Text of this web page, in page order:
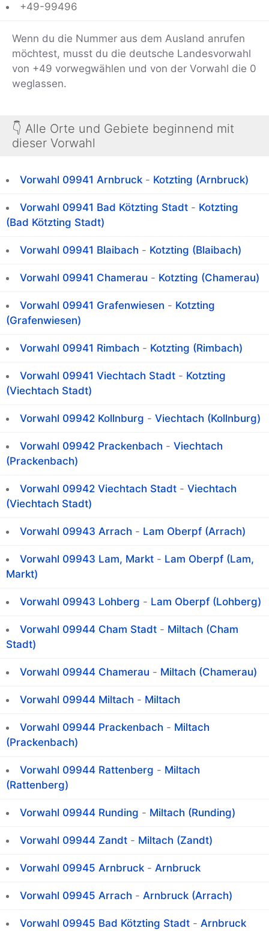
+49-99496
Wenn du die Nummer aus dem Ausland anrufen
möchtest, musst du die deutsche Landesvorwahl
von +49 vorwegwählen und von der Vorwahl die 0
weglassen.
👇 Alle Orte und Gebiete beginnend mit
dieser Vorwahl
Vorwahl 09941 Arnbruck - Kotzting (Arnbruck)
Vorwahl 09941 Bad Kötzting Stadt - Kotzting
(Bad Kötzting Stadt)
Vorwahl 09941 Blaibach - Kotzting (Blaibach)
Vorwahl 09941 Chamerau - Kotzting (Chamerau)
Vorwahl 09941 Grafenwiesen - Kotzting
(Grafenwiesen)
Vorwahl 09941 Rimbach - Kotzting (Rimbach)
Vorwahl 09941 Viechtach Stadt - Kotzting
(Viechtach Stadt)
Vorwahl 09942 Kollnburg - Viechtach (Kollnburg)
Vorwahl 09942 Prackenbach - Viechtach
(Prackenbach)
Vorwahl 09942 Viechtach Stadt - Viechtach
(Viechtach Stadt)
Vorwahl 09943 Arrach - Lam Oberpf (Arrach)
Vorwahl 09943 Lam, Markt - Lam Oberpf (Lam,
Markt)
Vorwahl 09943 Lohberg - Lam Oberpf (Lohberg)
Vorwahl 09944 Cham Stadt - Miltach (Cham
Stadt)
Vorwahl 09944 Chamerau - Miltach (Chamerau)
Vorwahl 09944 Miltach - Miltach
Vorwahl 09944 Prackenbach - Miltach
(Prackenbach)
Vorwahl 09944 Rattenberg - Miltach
(Rattenberg)
Vorwahl 09944 Runding - Miltach (Runding)
Vorwahl 09944 Zandt - Miltach (Zandt)
Vorwahl 09945 Arnbruck - Arnbruck
Vorwahl 09945 Arrach - Arnbruck (Arrach)
Vorwahl 09945 Bad Kötzting Stadt - Arnbruck